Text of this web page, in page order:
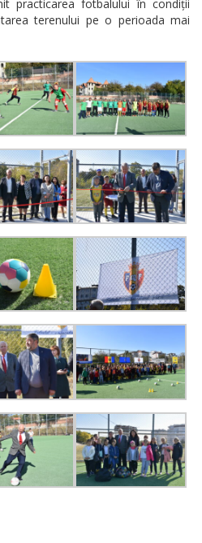
practicarea fotbalului în condiții
terenului pe o perioada mai